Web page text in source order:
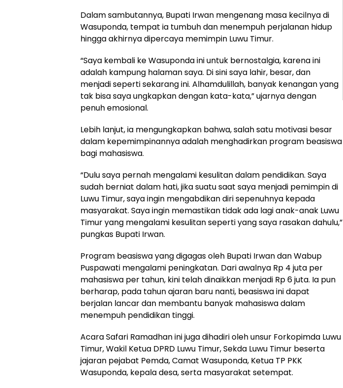
Dalam sambutannya, Bupati Irwan mengenang masa kecilnya di
Wasuponda, tempat ia tumbuh dan menempuh perjalanan hidup
hingga akhirnya dipercaya memimpin Luwu Timur.
“Saya kembali ke Wasuponda ini untuk bernostalgia, karena ini
adalah kampung halaman saya. Di sini saya lahir, besar, dan
menjadi seperti sekarang ini. Alhamdulillah, banyak kenangan yang
tak bisa saya ungkapkan dengan kata-kata,” ujarnya dengan
penuh emosional.
Lebih lanjut, ia mengungkapkan bahwa, salah satu motivasi besar
dalam kepemimpinannya adalah menghadirkan program beasiswa
bagi mahasiswa.
“Dulu saya pernah mengalami kesulitan dalam pendidikan. Saya
sudah berniat dalam hati, jika suatu saat saya menjadi pemimpin di
Luwu Timur, saya ingin mengabdikan diri sepenuhnya kepada
masyarakat. Saya ingin memastikan tidak ada lagi anak-anak Luwu
Timur yang mengalami kesulitan seperti yang saya rasakan dahulu,”
pungkas Bupati Irwan.
Program beasiswa yang digagas oleh Bupati Irwan dan Wabup
Puspawati mengalami peningkatan. Dari awalnya Rp 4 juta per
mahasiswa per tahun, kini telah dinaikkan menjadi Rp 6 juta. Ia pun
berharap, pada tahun ajaran baru nanti, beasiswa ini dapat
berjalan lancar dan membantu banyak mahasiswa dalam
menempuh pendidikan tinggi.
Acara Safari Ramadhan ini juga dihadiri oleh unsur Forkopimda Luwu
Timur, Wakil Ketua DPRD Luwu Timur, Sekda Luwu Timur beserta
jajaran pejabat Pemda, Camat Wasuponda, Ketua TP PKK
Wasuponda, kepala desa, serta masyarakat setempat.